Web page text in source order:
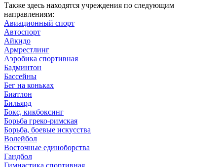
Также здесь находятся учреждения по следующим
направлениям:
Авиационный спорт
Автоспорт
Айкидо
Армрестлинг
Аэробика спортивная
Бадминтон
Бассейны
Бег на коньках
Биатлон
Бильярд
Бокс, кикбоксинг
Борьба греко-римская
Борьба, боевые искусства
Волейбол
Восточные единоборства
Гандбол
Гимнастика спортивная